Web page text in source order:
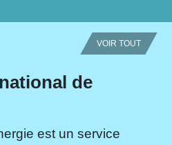
VOIR TOUT
de
est un service